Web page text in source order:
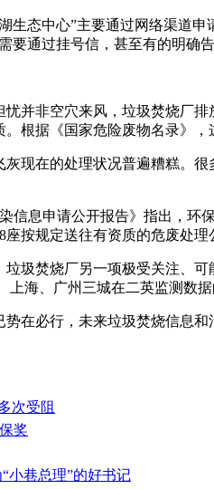
生态中心”主要通过网络渠道
要通过挂号信，甚至有的明确
并非空穴来风，垃圾焚烧厂
根据《国家危险废物名录》，
现在的处理状况普遍糟糕。
信息申请公开报告》指出，
按规定送往有资质的危废处理
垃圾焚烧厂另一项极受关注、
上海、广州三城在二英监测数
在必行，未来垃圾焚烧信息
次受阻
奖
小巷总理”的好书记